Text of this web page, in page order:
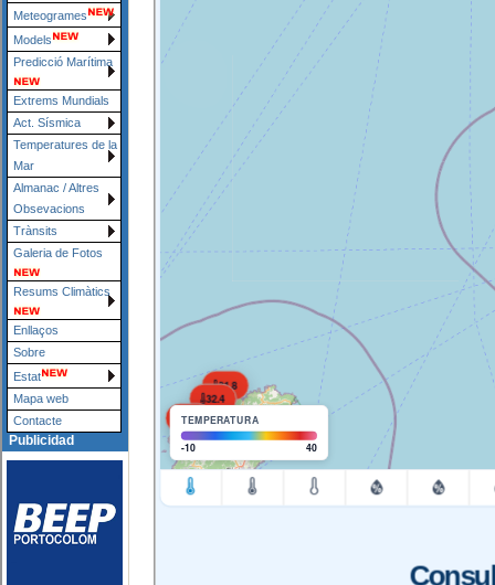
Meteogrames
Models
Predicció Marítima
Extrems Mundials
Act. Sísmica
Temperatures de la
Mar
Almanac / Altres
Obsevacions
Trànsits
Galeria de Fotos
Resums Climàtics
Enllaços
Sobre
Estat
Mapa web
Contacte
Publicidad